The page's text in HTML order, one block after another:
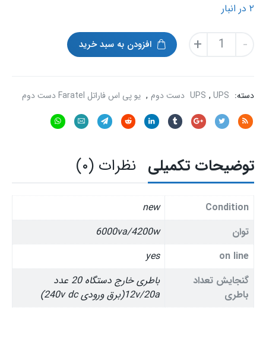
۲ در انبار
-
دوم
فاراتل
ups
sdc6000
عدد
+ افزودن به سبد خرید
دسته: UPS , UPS دست دوم , یو پی اس فاراتل Faratel دست دوم
توضیحات تکمیلی نظرات (۰)
Condition
new
توان
6000va/4200w
on line
yes
گنجایش تعداد
باطری
باطری خارج دستگاه 20 عدد
12v/20a(برق ورودی 240v dc)